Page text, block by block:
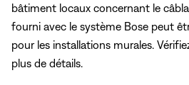
bâtiment locaux concernant le
fourni avec le système Bose peut
pour les installations murales.
plus de détails.